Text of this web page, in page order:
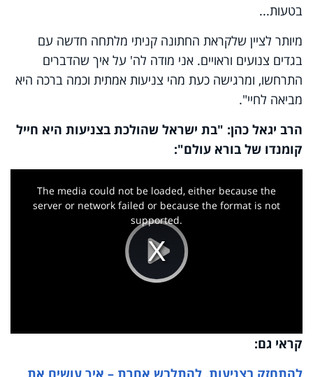
בטעות...
מיותר לציין שלקראת החתונה קניתי מלתחה חדשה עם
בגדים צנועים וראויים. אני מודה לה' על איך שהדברים
התרחשו, ומרגישה כעת מהי צניעות אמתית וכמה ברכה היא
מביאה לחיי".
הרב יגאל כהן: "בת ישראל שהולכת בצניעות היא חייל
קומנדו של בורא עולם":
Play
Video
This
The media could not be loaded, either because the
server or network failed or because the format is not
supported.
קראי גם:
להתחזק בצניעות, להתלבש אחרת – איך עושים את